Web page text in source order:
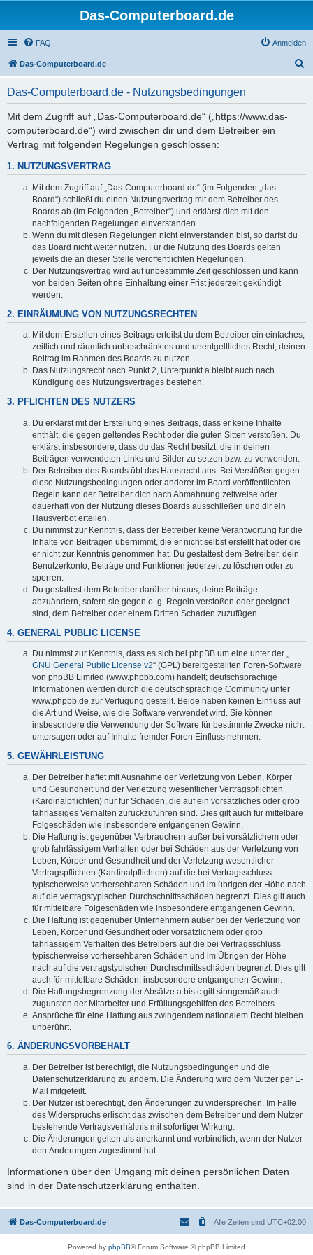
Das-Computerboard.de
FAQ Anmelden
Das-Computerboard.de
Das-Computerboard.de - Nutzungsbedingungen
Mit dem Zugriff auf „Das-Computerboard.de“ („https://www.das-
computerboard.de“) wird zwischen dir und dem Betreiber ein
Vertrag mit folgenden Regelungen geschlossen:
1. NUTZUNGSVERTRAG
Mit dem Zugriff auf „Das-Computerboard.de“ (im Folgenden „das
Board“) schließt du einen Nutzungsvertrag mit dem Betreiber des
Boards ab (im Folgenden „Betreiber“) und erklärst dich mit den
nachfolgenden Regelungen einverstanden.
Wenn du mit diesen Regelungen nicht einverstanden bist, so darfst du
das Board nicht weiter nutzen. Für die Nutzung des Boards gelten
jeweils die an dieser Stelle veröffentlichten Regelungen.
Der Nutzungsvertrag wird auf unbestimmte Zeit geschlossen und kann
von beiden Seiten ohne Einhaltung einer Frist jederzeit gekündigt
werden.
2. EINRÄUMUNG VON NUTZUNGSRECHTEN
Mit dem Erstellen eines Beitrags erteilst du dem Betreiber ein einfaches,
zeitlich und räumlich unbeschränktes und unentgeltliches Recht, deinen
Beitrag im Rahmen des Boards zu nutzen.
Das Nutzungsrecht nach Punkt 2, Unterpunkt a bleibt auch nach
Kündigung des Nutzungsvertrages bestehen.
3. PFLICHTEN DES NUTZERS
Du erklärst mit der Erstellung eines Beitrags, dass er keine Inhalte
enthält, die gegen geltendes Recht oder die guten Sitten verstoßen. Du
erklärst insbesondere, dass du das Recht besitzt, die in deinen
Beiträgen verwendeten Links und Bilder zu setzen bzw. zu verwenden.
Der Betreiber des Boards übt das Hausrecht aus. Bei Verstößen gegen
diese Nutzungsbedingungen oder anderer im Board veröffentlichten
Regeln kann der Betreiber dich nach Abmahnung zeitweise oder
dauerhaft von der Nutzung dieses Boards ausschließen und dir ein
Hausverbot erteilen.
Du nimmst zur Kenntnis, dass der Betreiber keine Verantwortung für die
Inhalte von Beiträgen übernimmt, die er nicht selbst erstellt hat oder die
er nicht zur Kenntnis genommen hat. Du gestattest dem Betreiber, dein
Benutzerkonto, Beiträge und Funktionen jederzeit zu löschen oder zu
sperren.
Du gestattest dem Betreiber darüber hinaus, deine Beiträge
abzuändern, sofern sie gegen o. g. Regeln verstoßen oder geeignet
sind, dem Betreiber oder einem Dritten Schaden zuzufügen.
4. GENERAL PUBLIC LICENSE
Du nimmst zur Kenntnis, dass es sich bei phpBB um eine unter der „
GNU General Public License v2“ (GPL) bereitgestellten Foren-Software
von phpBB Limited (www.phpbb.com) handelt; deutschsprachige
Informationen werden durch die deutschsprachige Community unter
www.phpbb.de zur Verfügung gestellt. Beide haben keinen Einfluss auf
die Art und Weise, wie die Software verwendet wird. Sie können
insbesondere die Verwendung der Software für bestimmte Zwecke nicht
untersagen oder auf Inhalte fremder Foren Einfluss nehmen.
5. GEWÄHRLEISTUNG
Der Betreiber haftet mit Ausnahme der Verletzung von Leben, Körper
und Gesundheit und der Verletzung wesentlicher Vertragspflichten
(Kardinalpflichten) nur für Schäden, die auf ein vorsätzliches oder grob
fahrlässiges Verhalten zurückzuführen sind. Dies gilt auch für mittelbare
Folgeschäden wie insbesondere entgangenen Gewinn.
Die Haftung ist gegenüber Verbrauchern außer bei vorsätzlichem oder
grob fahrlässigem Verhalten oder bei Schäden aus der Verletzung von
Leben, Körper und Gesundheit und der Verletzung wesentlicher
Vertragspflichten (Kardinalpflichten) auf die bei Vertragsschluss
typischerweise vorhersehbaren Schäden und im übrigen der Höhe nach
auf die vertragstypischen Durchschnittsschäden begrenzt. Dies gilt auch
für mittelbare Folgeschäden wie insbesondere entgangenen Gewinn.
Die Haftung ist gegenüber Unternehmern außer bei der Verletzung von
Leben, Körper und Gesundheit oder vorsätzlichem oder grob
fahrlässigem Verhalten des Betreibers auf die bei Vertragsschluss
typischerweise vorhersehbaren Schäden und im Übrigen der Höhe
nach auf die vertragstypischen Durchschnittsschäden begrenzt. Dies gilt
auch für mittelbare Schäden, insbesondere entgangenen Gewinn.
Die Haftungsbegrenzung der Absätze a bis c gilt sinngemäß auch
zugunsten der Mitarbeiter und Erfüllungsgehilfen des Betreibers.
Ansprüche für eine Haftung aus zwingendem nationalem Recht bleiben
unberührt.
6. ÄNDERUNGSVORBEHALT
Der Betreiber ist berechtigt, die Nutzungsbedingungen und die
Datenschutzerklärung zu ändern. Die Änderung wird dem Nutzer per E-
Mail mitgeteilt.
Der Nutzer ist berechtigt, den Änderungen zu widersprechen. Im Falle
des Widerspruchs erlischt das zwischen dem Betreiber und dem Nutzer
bestehende Vertragsverhältnis mit sofortiger Wirkung.
Die Änderungen gelten als anerkannt und verbindlich, wenn der Nutzer
den Änderungen zugestimmt hat.
Informationen über den Umgang mit deinen persönlichen Daten
sind in der Datenschutzerklärung enthalten.
Das-Computerboard.de Alle Zeiten sind UTC+02:00
Powered by phpBB® Forum Software © phpBB Limited